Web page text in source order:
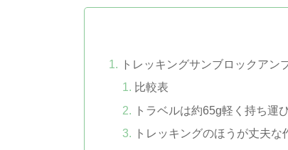
トレッキングサンブロックア
比較表
トラベルは約65g軽く持ち運
トレッキングのほうが丈夫な